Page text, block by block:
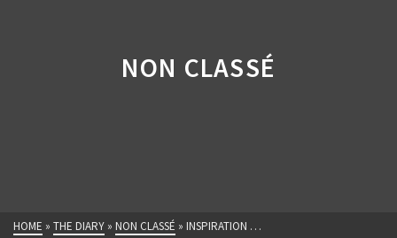
NON CLASSÉ
HOME » THE DIARY » NON CLASSÉ » INSPIRATION …